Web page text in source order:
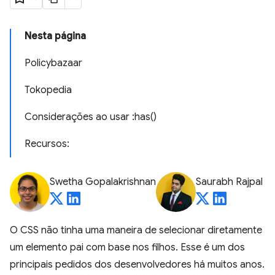
Nesta página
Policybazaar
Tokopedia
Considerações ao usar :has()
Recursos:
Swetha Gopalakrishnan Saurabh Rajpal
O CSS não tinha uma maneira de selecionar diretamente
um elemento pai com base nos filhos. Esse é um dos
principais pedidos dos desenvolvedores há muitos anos.